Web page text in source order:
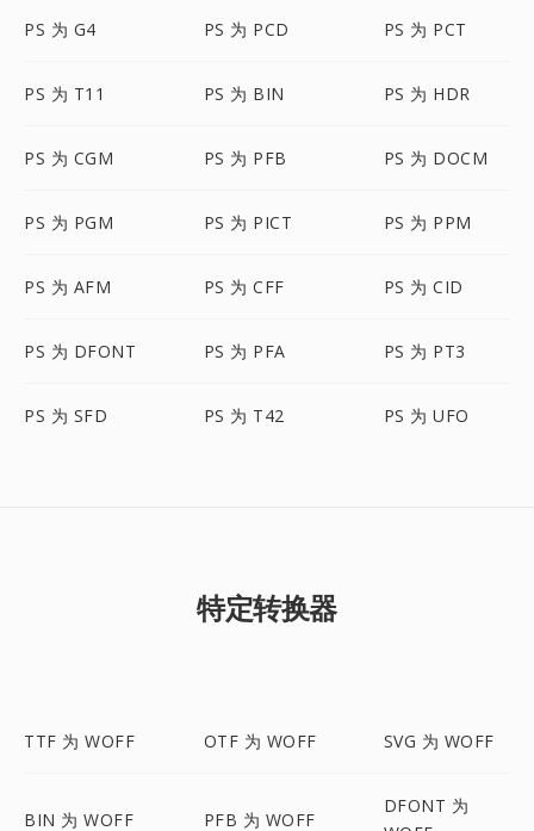
PS 为 G4 PS 为 PCD PS 为 PCT
PS 为 T11 PS 为 BIN PS 为 HDR
PS 为 CGM PS 为 PFB PS 为 DOCM
PS 为 PGM PS 为 PICT PS 为 PPM
PS 为 AFM PS 为 CFF PS 为 CID
PS 为 DFONT PS 为 PFA PS 为 PT3
PS 为 SFD PS 为 T42 PS 为 UFO
特定转换器
TTF 为 WOFF OTF 为 WOFF SVG 为 WOFF
BIN 为 WOFF PFB 为 WOFF
DFONT 为